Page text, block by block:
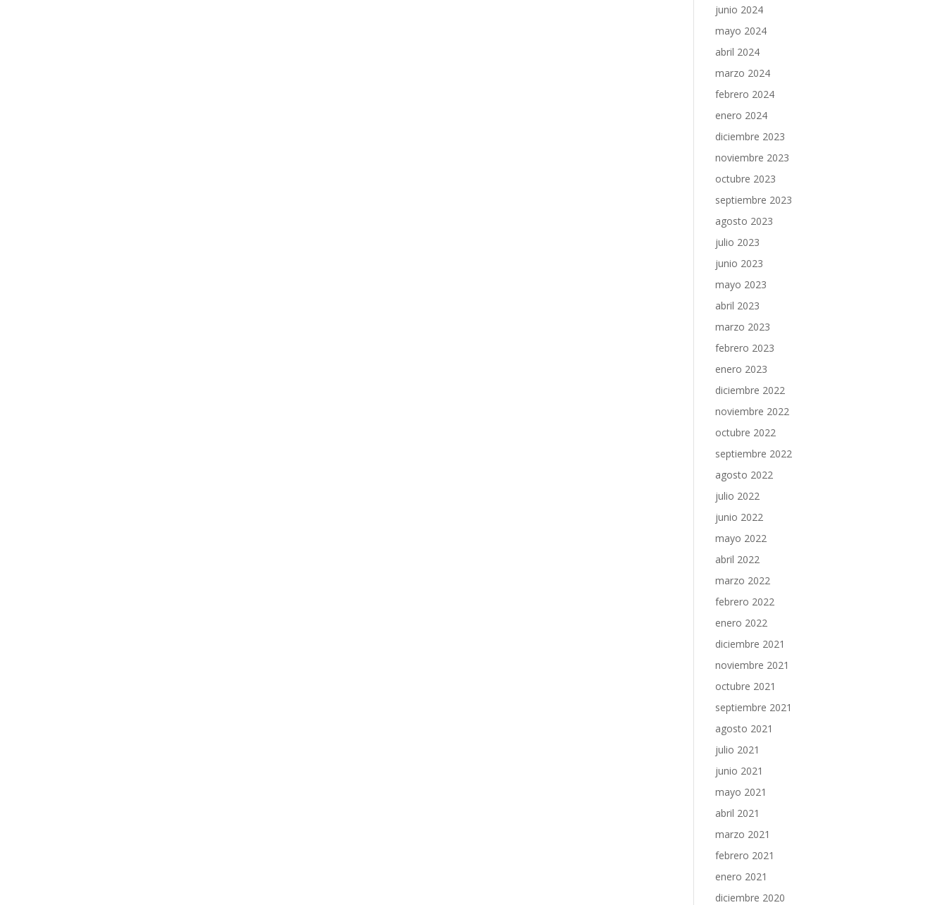
junio 2024
mayo 2024
abril 2024
marzo 2024
febrero 2024
enero 2024
diciembre 2023
noviembre 2023
octubre 2023
septiembre 2023
agosto 2023
julio 2023
junio 2023
mayo 2023
abril 2023
marzo 2023
febrero 2023
enero 2023
diciembre 2022
noviembre 2022
octubre 2022
septiembre 2022
agosto 2022
julio 2022
junio 2022
mayo 2022
abril 2022
marzo 2022
febrero 2022
enero 2022
diciembre 2021
noviembre 2021
octubre 2021
septiembre 2021
agosto 2021
julio 2021
junio 2021
mayo 2021
abril 2021
marzo 2021
febrero 2021
enero 2021
diciembre 2020